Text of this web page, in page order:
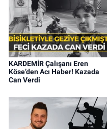
KARDEMİR Çalışanı Eren
Köse’den Acı Haber! Kazada
Can Verdi